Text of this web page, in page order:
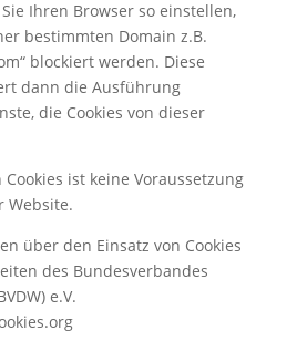
Ihren Browser so einstellen,
bestimmten Domain z.B.
blockiert werden. Diese
dann die Ausführung
die Cookies von dieser
ist keine Voraussetzung
Website.
über den Einsatz von Cookies
des Bundesverbandes
e.V.